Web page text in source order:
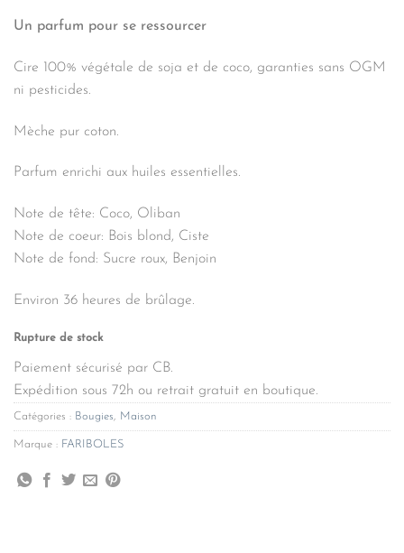
Un parfum pour se ressourcer
Cire 100% végétale de soja et de coco, garanties sans OGM
ni pesticides.
Mèche pur coton.
Parfum enrichi aux huiles essentielles.
Note de tête: Coco, Oliban
Note de coeur: Bois blond, Ciste
Note de fond: Sucre roux, Benjoin
Environ 36 heures de brûlage.
Rupture de stock
Paiement sécurisé par CB.
Expédition sous 72h ou retrait gratuit en boutique.
Catégories : Bougies Maison
Marque : FARIBOLES